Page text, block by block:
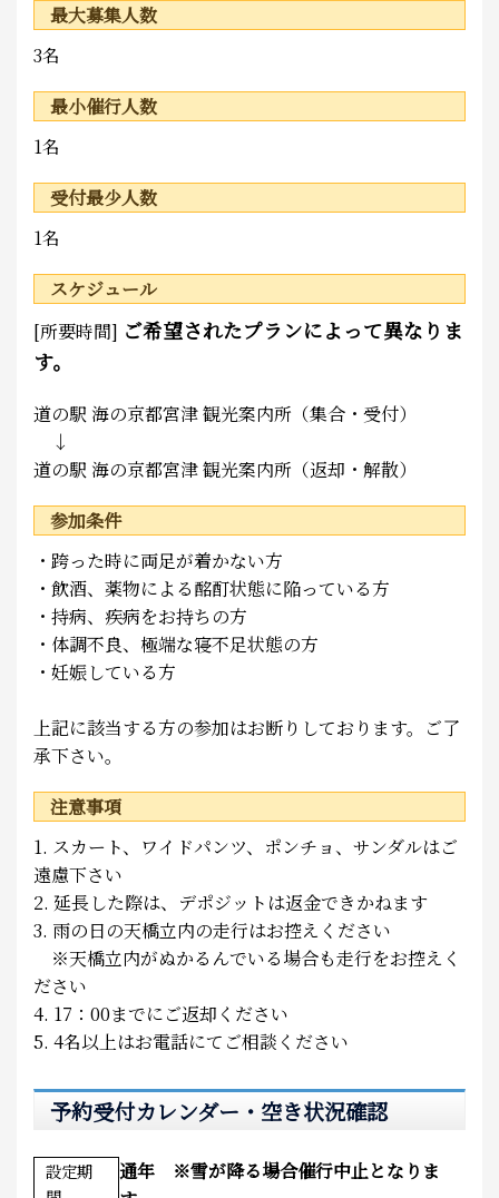
最大募集人数
3名
最小催行人数
1名
受付最少人数
1名
スケジュール
[所要時間] ご希望されたプランによって異なりま
す。
道の駅 海の京都宮津 観光案内所（集合・受付）
↓
道の駅 海の京都宮津 観光案内所（返却・解散）
参加条件
・跨った時に両足が着かない方
・飲酒、薬物による酩酊状態に陥っている方
・持病、疾病をお持ちの方
・体調不良、極端な寝不足状態の方
・妊娠している方
上記に該当する方の参加はお断りしております。ご了
承下さい。
注意事項
1. スカート、ワイドパンツ、ポンチョ、サンダルはご
遠慮下さい
2. 延長した際は、デポジットは返金できかねます
3. 雨の日の天橋立内の走行はお控えください
※天橋立内がぬかるんでいる場合も走行をお控えく
ださい
4. 17：00までにご返却ください
5. 4名以上はお電話にてご相談ください
予約受付カレンダー・空き状況確認
設定期
通年 ※雪が降る場合催行中止となりま